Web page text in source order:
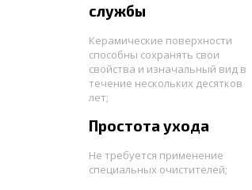
службы
Керамические поверхности
способны сохранять свои
свойства и изначальный вид в
течение нескольких десятков
лет;
Простота ухода
Не требуется применение
специальных очистителей;